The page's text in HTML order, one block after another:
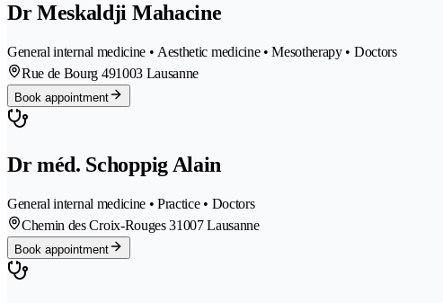
Dr Meskaldji Mahacine
General internal medicine • Aesthetic medicine • Mesotherapy • Doctors
Rue de Bourg 491003 Lausanne
Book appointment
Dr méd. Schoppig Alain
General internal medicine • Practice • Doctors
Chemin des Croix-Rouges 31007 Lausanne
Book appointment